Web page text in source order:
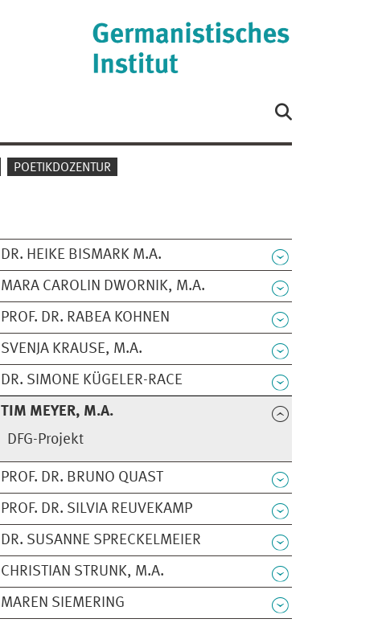
POETIKDOZENTUR
DR. HEIKE BISMARK M.A.
MARA CAROLIN DWORNIK, M.A.
PROF. DR. RABEA KOHNEN
SVENJA KRAUSE, M.A.
DR. SIMONE KÜGELER-RACE
TIM MEYER, M.A.
DFG-Projekt
PROF. DR. BRUNO QUAST
PROF. DR. SILVIA REUVEKAMP
DR. SUSANNE SPRECKELMEIER
CHRISTIAN STRUNK, M.A.
MAREN SIEMERING